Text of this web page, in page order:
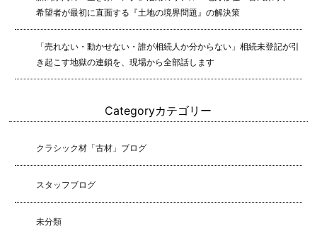
希望者が最初に直面する『土地の境界問題』の解決策
「売れない・動かせない・誰が相続人か分からない」相続未登記が引
き起こす地獄の連鎖を、現場から全部話します
Categoryカテゴリー
クラシック材「古材」ブログ
スタッフブログ
未分類